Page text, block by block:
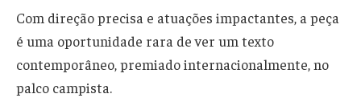
Com direção precisa e atuações impactantes, a peça
é uma oportunidade rara de ver um texto
contemporâneo, premiado internacionalmente, no
palco campista.